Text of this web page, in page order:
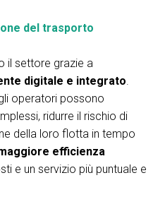
del trasporto
il settore grazie a
digitale e integrato.
operatori possono
ridurre il rischio di
della loro flotta in tempo
efficienza
e un servizio più puntuale e